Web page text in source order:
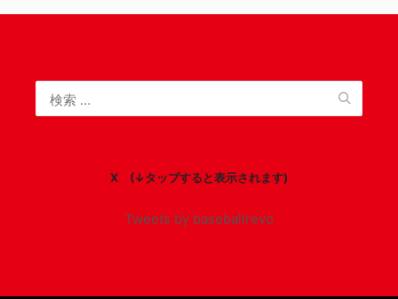
X (↓タップすると表示されます)
Tweets by baseballrevo